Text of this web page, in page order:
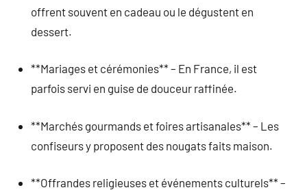
offrent souvent en cadeau ou le dégustent en
dessert.
**Mariages et cérémonies** – En France, il est
parfois servi en guise de douceur raffinée.
**Marchés gourmands et foires artisanales** – Les
confiseurs y proposent des nougats faits maison.
**Offrandes religieuses et événements culturels** –